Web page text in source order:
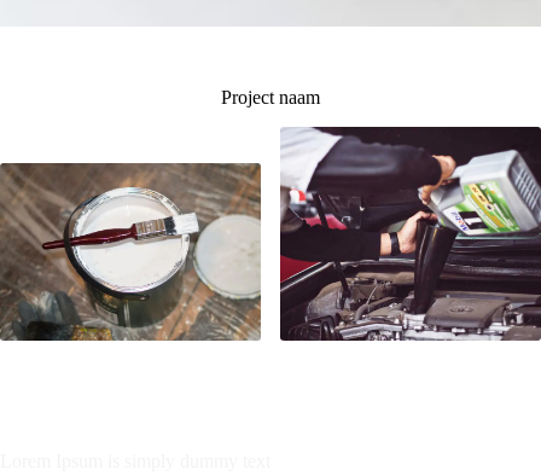
Project naam